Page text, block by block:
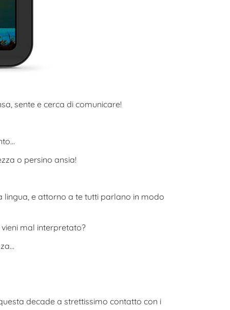
sente e cerca di comunicare!
o persino ansia!
lingua, e attorno a te tutti parlano in modo
mal interpretato?
decade a strettissimo contatto con i